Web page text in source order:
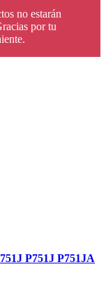
no estarán
por tu
P751J P751JA